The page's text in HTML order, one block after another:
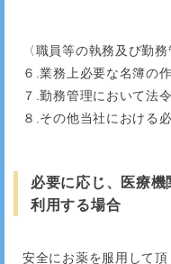
〈職員等の執務及び勤務
６.業務上必要な名簿の
７.勤務管理において法
８.その他当社における
必要に応じ、医療
利用する場合
安全にお薬を服用して